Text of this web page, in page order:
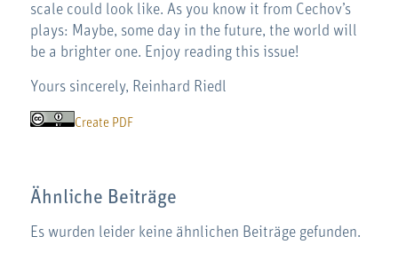
scale could look like. As you know it from Cechov’s
plays: Maybe, some day in the future, the world will
be a brighter one. Enjoy reading this issue!
Yours sincerely, Reinhard Riedl
Create PDF
Ähnliche Beiträge
Es wurden leider keine ähnlichen Beiträge gefunden.